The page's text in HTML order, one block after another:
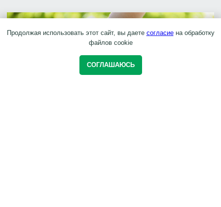
Продолжая использовать этот сайт, вы даете согласиена обработку
файлов cookie
СОГЛАШАЮСЬ